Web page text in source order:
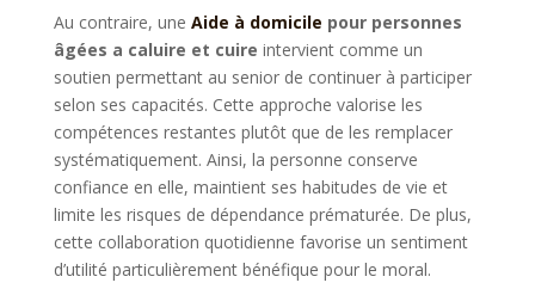
Au contraire, une Aide à domicile pour personnes
âgées a caluire et cuire intervient comme un
soutien permettant au senior de continuer à participer
selon ses capacités. Cette approche valorise les
compétences restantes plutôt que de les remplacer
systématiquement. Ainsi, la personne conserve
confiance en elle, maintient ses habitudes de vie et
limite les risques de dépendance prématurée. De plus,
cette collaboration quotidienne favorise un sentiment
d’utilité particulièrement bénéfique pour le moral.